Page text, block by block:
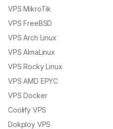
VPS MikroTik
VPS FreeBSD
VPS Arch Linux
VPS AlmaLinux
VPS Rocky Linux
VPS AMD EPYC
VPS Docker
Coolify VPS
Dokploy VPS